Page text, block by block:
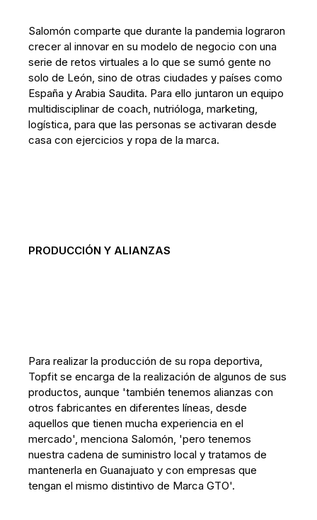
Salomón comparte que durante la pandemia lograron
crecer al innovar en su modelo de negocio con una
serie de retos virtuales a lo que se sumó gente no
solo de León, sino de otras ciudades y países como
España y Arabia Saudita. Para ello juntaron un equipo
multidisciplinar de coach, nutrióloga, marketing,
logística, para que las personas se activaran desde
casa con ejercicios y ropa de la marca.
PRODUCCIÓN Y ALIANZAS
Para realizar la producción de su ropa deportiva,
Topfit se encarga de la realización de algunos de sus
productos, aunque 'también tenemos alianzas con
otros fabricantes en diferentes líneas, desde
aquellos que tienen mucha experiencia en el
mercado', menciona Salomón, 'pero tenemos
nuestra cadena de suministro local y tratamos de
mantenerla en Guanajuato y con empresas que
tengan el mismo distintivo de Marca GTO'.